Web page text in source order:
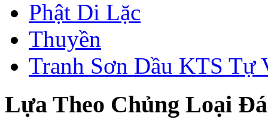
Phật Di Lặc
Thuyền
Tranh Sơn Dầu KTS Tự
Lựa Theo Chủng Loại Đá